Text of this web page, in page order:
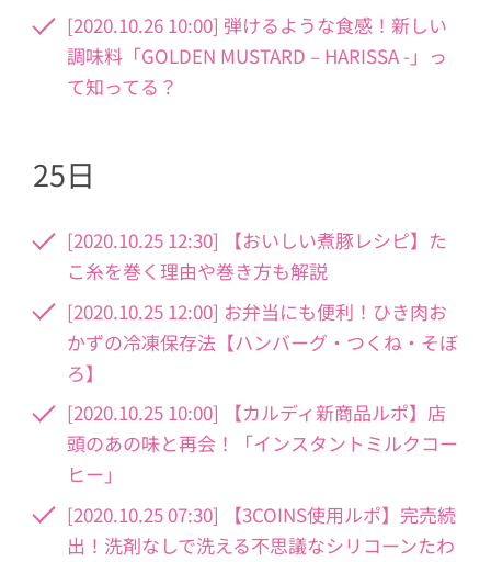
[2020.10.26 10:00] 弾けるような食感！新しい
調味料「GOLDEN MUSTARD – HARISSA -」っ
て知ってる？
25日
[2020.10.25 12:30] 【おいしい煮豚レシピ】た
こ糸を巻く理由や巻き方も解説
[2020.10.25 12:00] お弁当にも便利！ひき肉お
かずの冷凍保存法【ハンバーグ・つくね・そぼ
ろ】
[2020.10.25 10:00] 【カルディ新商品ルポ】店
頭のあの味と再会！「インスタントミルクコー
ヒー」
[2020.10.25 07:30] 【3COINS使用ルポ】完売続
出！洗剤なしで洗える不思議なシリコーンたわ